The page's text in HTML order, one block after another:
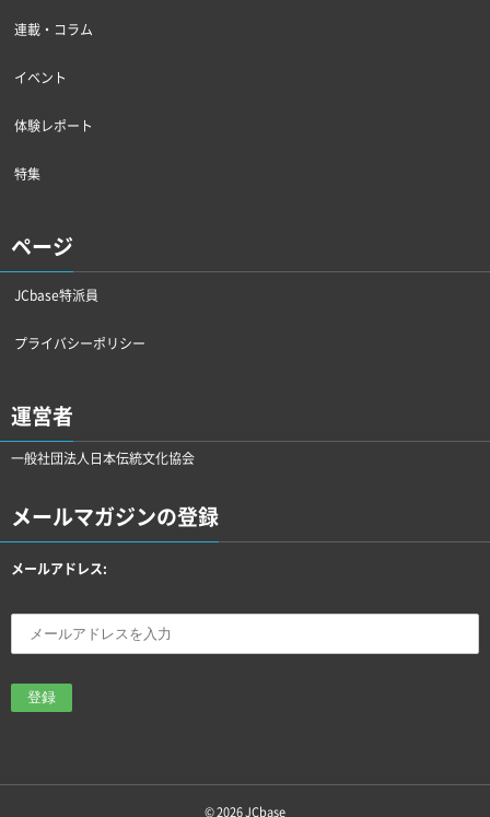
連載・コラム
イベント
体験レポート
特集
ページ
JCbase特派員
プライバシーポリシー
運営者
一般社団法人日本伝統文化協会
メールマガジンの登録
メールアドレス:
© 2026JCbase